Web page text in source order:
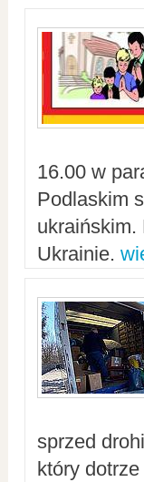
16.00 w
Podlaskim
ukraińskim.
Ukrainie.
sprzed
który